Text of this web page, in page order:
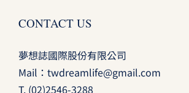
CONTACT US
夢想誌國際股份有限公司
Mail： twdreamlife@gmail.com
T. (02)2546-3288